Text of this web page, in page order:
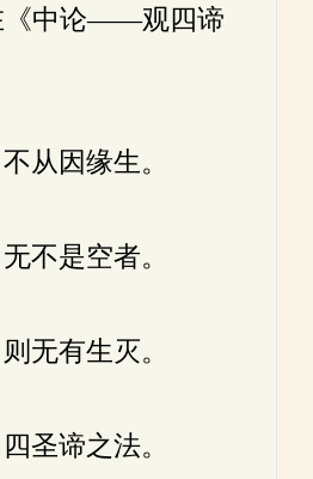
中论——观四谛
从因缘生。
不是空者。
无有生灭。
圣谛之法。